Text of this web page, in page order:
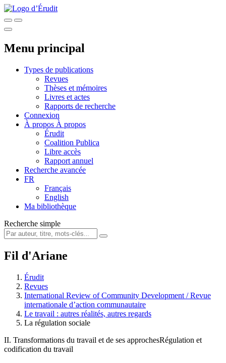
Menu principal
Types de publications
Revues
Thèses et mémoires
Livres et actes
Rapports de recherche
Connexion
À propos À propos
Érudit
Coalition Publica
Libre accès
Rapport annuel
Recherche avancée
FR
Français
English
Ma bibliothèque
Recherche simple
Fil d'Ariane
Érudit
Revues
International Review of Community Development / Revue
internationale d’action communautaire
Le travail : autres réalités, autres regards
La régulation sociale
II. Transformations du travail et de ses approchesRégulation et
codification du travail